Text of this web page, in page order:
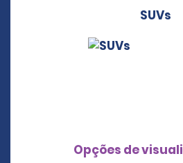
SUVs
Opções de